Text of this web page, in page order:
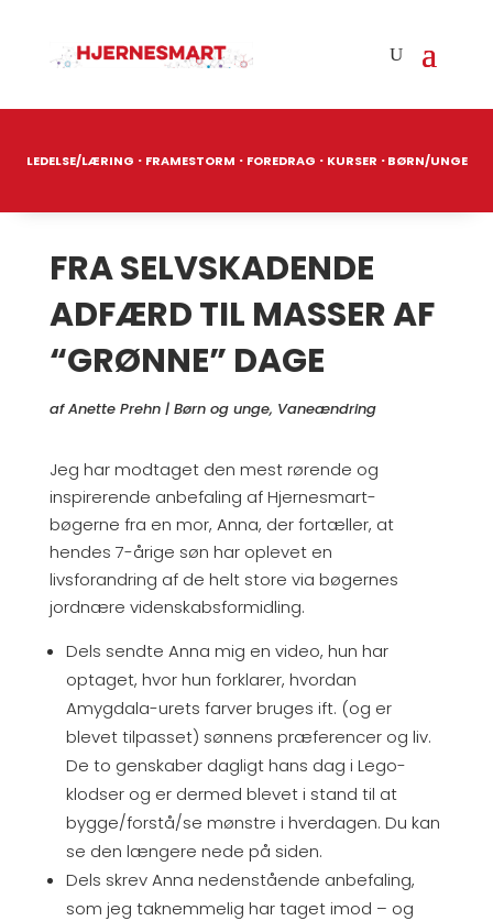
LEDELSE/LÆRING · FRAMESTORM · FOREDRAG · KURSER ·BØRN/UNGE
FRA SELVSKADENDE
ADFÆRD TIL MASSER AF
“GRØNNE” DAGE
afAnette Prehn| Børn og unge, Vaneændring
Jeg har modtaget den mest rørende og
inspirerende anbefaling af Hjernesmart-
bøgerne fra en mor, Anna, der fortæller, at
hendes 7-årige søn har oplevet en
livsforandring af de helt store via bøgernes
jordnære videnskabsformidling.
Dels sendte Anna mig en video, hun har
optaget, hvor hun forklarer, hvordan
Amygdala-urets farver bruges ift. (og er
blevet tilpasset) sønnens præferencer og liv.
De to genskaber dagligt hans dag i Lego-
klodser og er dermed blevet i stand til at
bygge/forstå/se mønstre i hverdagen. Du kan
se den længere nede på siden.
Dels skrev Anna nedenstående anbefaling,
som jeg taknemmelig har taget imod – og